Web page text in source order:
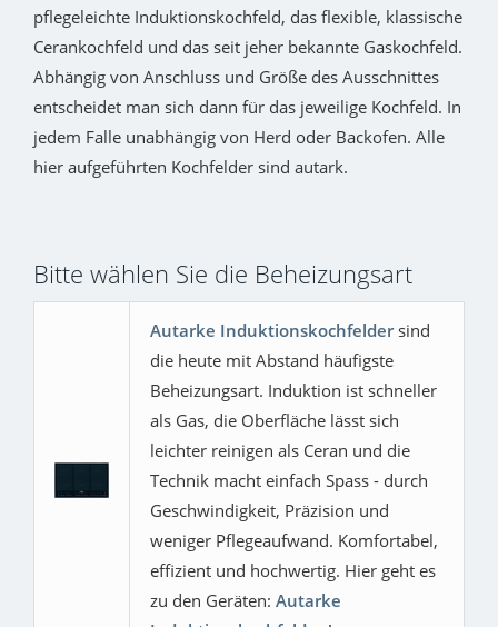
pflegeleichte Induktionskochfeld, das flexible, klassische
Cerankochfeld und das seit jeher bekannte Gaskochfeld.
Abhängig von Anschluss und Größe des Ausschnittes
entscheidet man sich dann für das jeweilige Kochfeld. In
jedem Falle unabhängig von Herd oder Backofen. Alle
hier aufgeführten Kochfelder sind autark.
Bitte wählen Sie die Beheizungsart
Autarke Induktionskochfeldersind
die heute mit Abstand häufigste
Beheizungsart. Induktion ist schneller
als Gas, die Oberfläche lässt sich
leichter reinigen als Ceran und die
Technik macht einfach Spass - durch
Geschwindigkeit, Präzision und
weniger Pflegeaufwand. Komfortabel,
effizient und hochwertig. Hier geht es
zu den Geräten: Autarke